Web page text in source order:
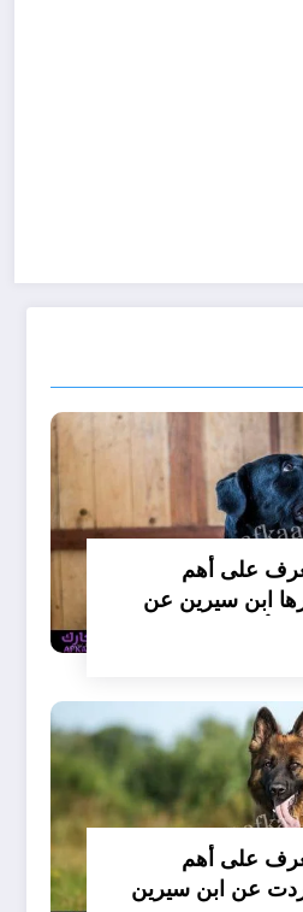
على أهم
ابن سيرين عن
على أهم
وردت عن ابن سيرين